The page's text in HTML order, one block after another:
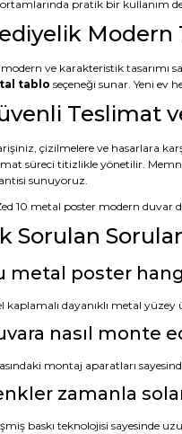
pratik bir kullanım
Modern
modern ve karakteristik tasarımı
tablo seçeneği sunar. Yeni ev
Teslimat
çizilmelere ve hasarlara
süreci titizlikle yönetilir.
sunuyoruz.
Sorulan Sorular
metal poster
kaplamalı dayanıklı metal
nasıl monte
montaj aparatları
zamanla
baskı teknolojisi sayesinde